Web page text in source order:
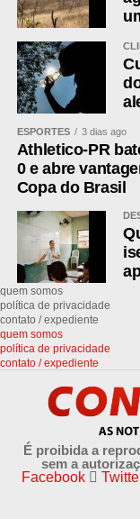
ESPORTES 3 dias ago
Athletico-PR
0 e abre
Copa do Brasil
quem somos
política de privacidade
contato / expediente
quem somos
política de privacidade
contato / expediente
É proibida a
sem a
Facebook